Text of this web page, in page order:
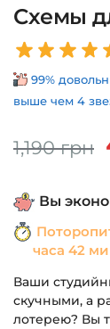
Схемы
99%
выше чем 4
1,190грн
Вы
часа 42
Ваши
скучными, а
лотерею? Вы